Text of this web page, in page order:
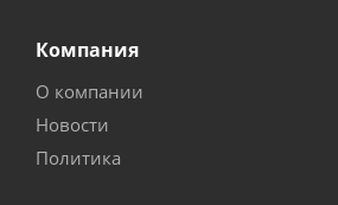
Компания
О компании
Новости
Политика